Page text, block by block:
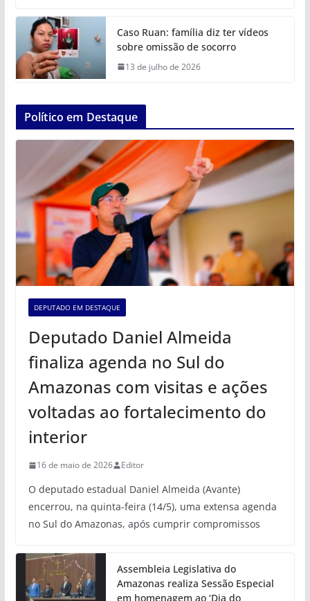
Caso Ruan: família diz ter vídeos
sobre omissão de socorro
13 de julho de 2026
Político em Destaque
DEPUTADO EM DESTAQUE
Deputado Daniel Almeida
finaliza agenda no Sul do
Amazonas com visitas e ações
voltadas ao fortalecimento do
interior
16 de maio de 2026 Editor
O deputado estadual Daniel Almeida (Avante)
encerrou, na quinta-feira (14/5), uma extensa agenda
no Sul do Amazonas, após cumprir compromissos
Assembleia Legislativa do
Amazonas realiza Sessão Especial
em homenagem ao ‘Dia do